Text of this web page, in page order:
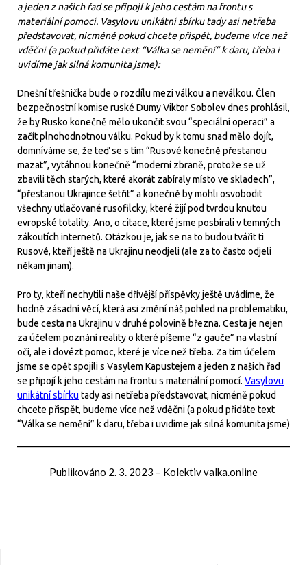
a jeden z našich řad se připojí k jeho cestám na frontu s
materiální pomocí. Vasylovu unikátní sbírku tady asi netřeba
představovat, nicméně pokud chcete přispět, budeme více než
vděčni (a pokud přidáte text “Válka se nemění” k daru, třeba i
uvidíme jak silná komunita jsme):
Dnešní třešnička bude o rozdílu mezi válkou a neválkou. Člen
bezpečnostní komise ruské Dumy Viktor Sobolev dnes prohlásil,
že by Rusko konečně mělo ukončit svou “speciální operaci” a
začít plnohodnotnou válku. Pokud by k tomu snad mělo dojít,
domníváme se, že teď se s tím “Rusové konečně přestanou
mazat”, vytáhnou konečně “moderní zbraně, protože se už
zbavili těch starých, které akorát zabíraly místo ve skladech”,
“přestanou Ukrajince šetřit” a konečně by mohli osvobodit
všechny utlačované rusofilcky, které žijí pod tvrdou knutou
evropské totality. Ano, o citace, které jsme posbírali v temných
zákoutích internetů. Otázkou je, jak se na to budou tvářit ti
Rusové, kteří ještě na Ukrajinu neodjeli (ale za to často odjeli
někam jinam).
Pro ty, kteří nechytili naše dřívější příspěvky ještě uvádíme, že
hodně zásadní věcí, která asi změní náš pohled na problematiku,
bude cesta na Ukrajinu v druhé polovině března. Cesta je nejen
za účelem poznání reality o které píšeme “z gauče” na vlastní
oči, ale i dovézt pomoc, které je více než třeba. Za tím účelem
jsme se opět spojili s Vasylem Kapustejem a jeden z našich řad
se připojí k jeho cestám na frontu s materiální pomocí. Vasylovu
unikátní sbírku tady asi netřeba představovat, nicméně pokud
chcete přispět, budeme více než vděčni (a pokud přidáte text
“Válka se nemění” k daru, třeba i uvidíme jak silná komunita jsme)
Publikováno 2. 3. 2023 – Kolektiv valka.online